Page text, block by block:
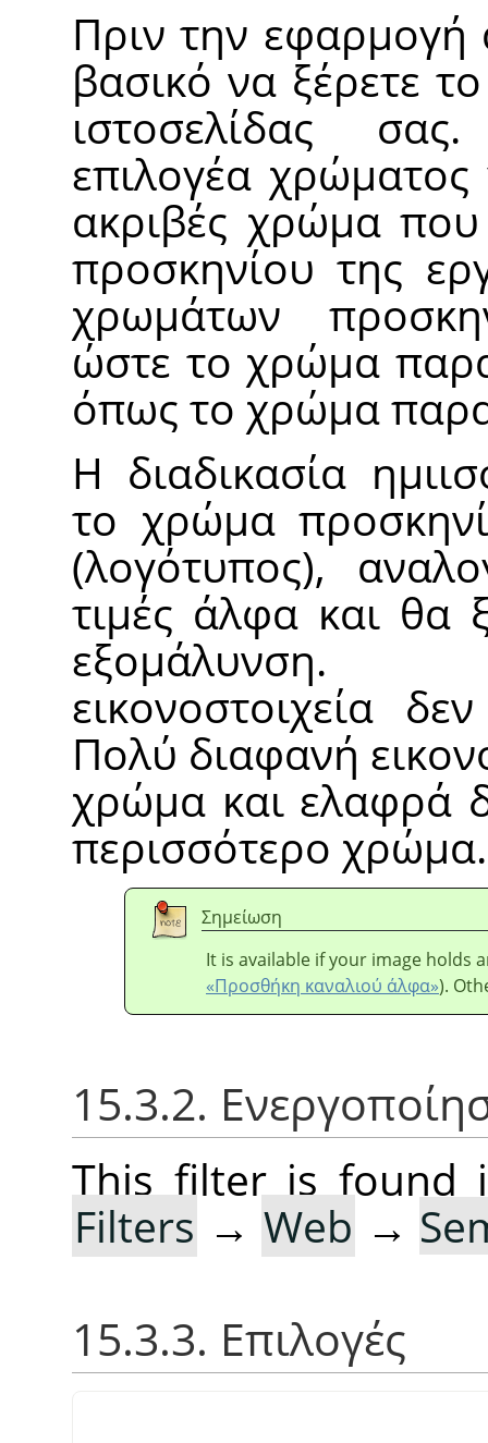
Πριν την εφαρμογή
βασικό να ξέρετε
ιστοσελίδας
επιλογέα
ακριβές χρώμα
προσκηνίου της
χρωμάτων
ώστε το χρώμα
όπως το χρώμα
Η διαδικασία
το χρώμα
(λογότυπος),
τιμές άλφα και θα
εξομάλυνση.
εικονοστοιχεία
Πολύ διαφανή
χρώμα και ελαφρά
περισσότερο χρώμα.
Σημείωση
It is available if your image holds
«Προσθήκη καναλιού άλφα»).
15.3.2.
This filter is found
Filters → Web →
15.3.3. Επιλογές